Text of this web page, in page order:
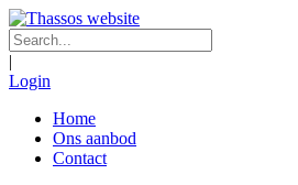
|
Login
Home
Ons aanbod
Contact